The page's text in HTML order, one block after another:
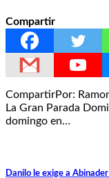
Compartir
CompartirPor:
La Gran Parada
domingo en…
Danilo le exige a